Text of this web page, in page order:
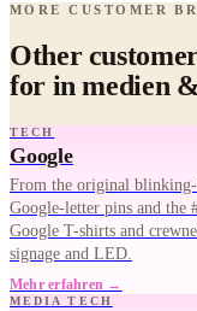
MORE CUSTOMER
Other
for in medien
TECH
Google
From the original
Google-letter pins and the
Google T-shirts and
signage and LED.
Mehr erfahren →
MEDIA TECH